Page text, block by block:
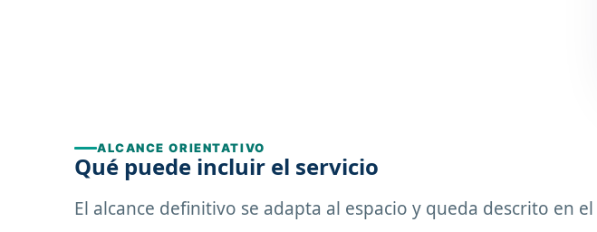
ALCANCE ORIENTATIVO
Qué puede incluir el servicio
El alcance definitivo se adapta al espacio y queda descrito en